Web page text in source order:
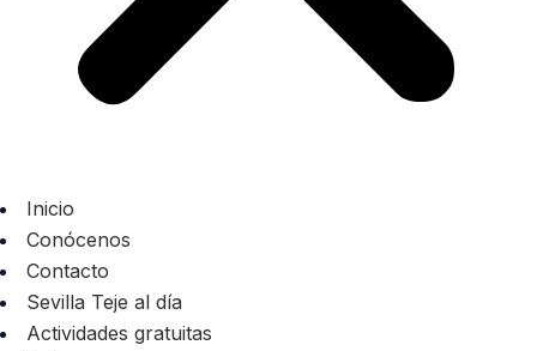
Inicio
Conócenos
Contacto
Sevilla Teje al día
Actividades gratuitas